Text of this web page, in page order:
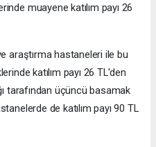
muayene katılım payı 26
araştırma hastaneleri ile bu
katılım payı 26 TL'den
tarafından üçüncü basamak
de katılım payı 90 TL